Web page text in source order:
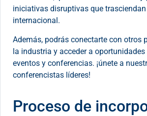
iniciativas disruptivas que
internacional.
Además, podrás conectarte con otros
la industria y acceder a
eventos y conferencias. ¡únete a
conferencistas líderes!
Proceso de